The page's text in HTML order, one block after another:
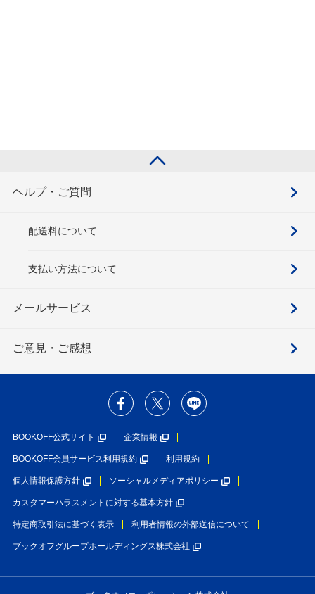
ヘルプ・ご質問
配送料について
支払い方法について
メールサービス
ご意見・ご感想
BOOKOFF公式サイト 企業情報
BOOKOFF会員サービス利用規約 利用規約
個人情報保護方針 ソーシャルメディアポリシー
カスタマーハラスメントに対する基本方針
特定商取引法に基づく表示 利用者情報の外部送信について
ブックオフグループホールディングス株式会社